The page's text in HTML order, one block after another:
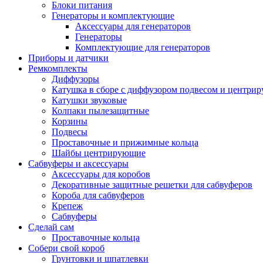
Блоки питания
Генераторы и комплектующие
Аксессуары для генераторов
Генераторы
Комплектующие для генераторов
Приборы и датчики
Ремкомплекты
Диффузоры
Катушка в сборе с диффузором подвесом и
Катушки звуковые
Колпаки пылезащитные
Корзины
Подвесы
Проставочные и прижимные кольца
Шайбы центрирующие
Сабвуферы и аксессуары
Аксессуары для коробов
Декоративные защитные решетки для сабвуферов
Короба для сабвуферов
Крепеж
Сабвуферы
Сделай сам
Проставочные кольца
Собери свой короб
Грунтовки и шпатлевки